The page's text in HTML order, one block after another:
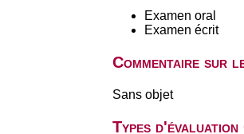
Examen oral
Examen écrit
Commentaire sur
Sans objet
Types